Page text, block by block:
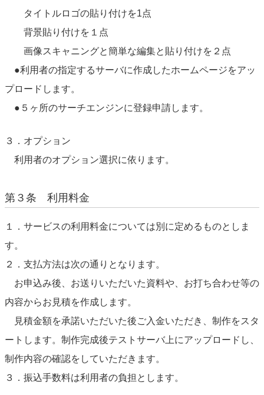
タイトルロゴの貼り付けを1点
背景貼り付けを１点
画像スキャニングと簡単な編集と貼り付けを２点
●利用者の指定するサーバに作成したホームページをアッ
プロードします。
●５ヶ所のサーチエンジンに登録申請します。
３．オプション
利用者のオプション選択に依ります。
第３条 利用料金
１．サービスの利用料金については別に定めるものとしま
す。
２．支払方法は次の通りとなります。
お申込み後、お送りいただいた資料や、お打ち合わせ等の
内容からお見積を作成します。
見積金額を承諾いただいた後ご入金いただき、制作をスタ
ートします。制作完成後テストサーバ上にアップロードし、
制作内容の確認をしていただきます。
３．振込手数料は利用者の負担とします。